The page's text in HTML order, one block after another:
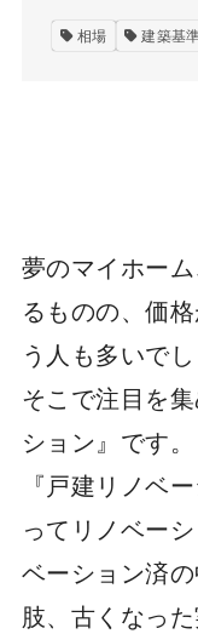
相場 建築基
夢のマイホー
るものの、価
う人も多いでし
そこで注目を
ション』です。
『戸建リノベ
ってリノベー
ベーション済
肢、古くなっ